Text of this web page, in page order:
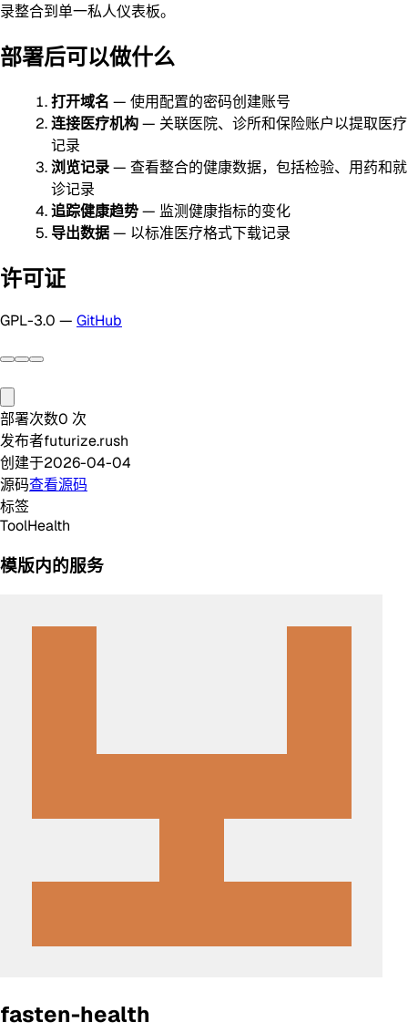
录整合到单一私人仪表板。
部署后可以做什么
打开域名 — 使用配置的密码创建账号
连接医疗机构— 关联医院、诊所和保险账户以提取医疗
记录
浏览记录— 查看整合的健康数据，包括检验、用药和就
诊记录
追踪健康趋势— 监测健康指标的变化
导出数据— 以标准医疗格式下载记录
许可证
GPL-3.0 — GitHub
部署次数0 次
发布者futurize.rush
创建于2026-04-04
源码查看源码
标签
ToolHealth
模版内的服务
fasten-health